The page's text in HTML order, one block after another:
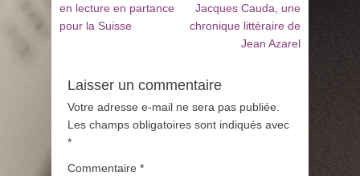
de
l’article
précédent
:
en lecture en partance
pour la Suisse
suivant
:
Jacques Cauda, une
chronique littéraire de
Jean Azarel
Laisser un commentaire
Votre adresse e-mail ne sera pas publiée.
Les champs obligatoires sont indiqués avec
*
Commentaire *